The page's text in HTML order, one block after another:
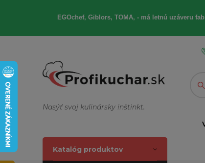
EGOchef, Giblors, TOMA, - má letnú uzáveru
Nasýť svoj kulinársky inštinkt.
Katalóg produktov